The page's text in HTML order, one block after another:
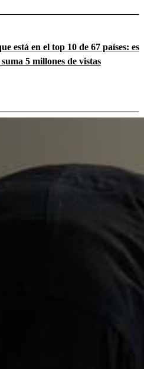
está en el top 10 de 67 países: es
5 millones de vistas